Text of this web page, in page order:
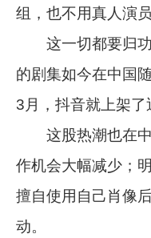
组，也不用真人演员
这一切都要归功
的剧集如今在中国
3月，抖音就上架了
这股热潮也在中
作机会大幅减少；
擅自使用自己肖像
动。